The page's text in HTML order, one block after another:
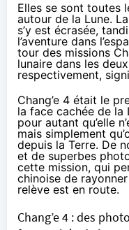
Elles se sont toutes
autour de la Lune.
s’y est écrasée,
l’aventure dans
tour des missions
lunaire dans les
respectivement,
Chang’e 4 était le
la face cachée de la
pour autant qu’elle
mais simplement
depuis la Terre. De
et de superbes
cette mission, qui
chinoise de
relève est en route.
Chang’e 4 : des